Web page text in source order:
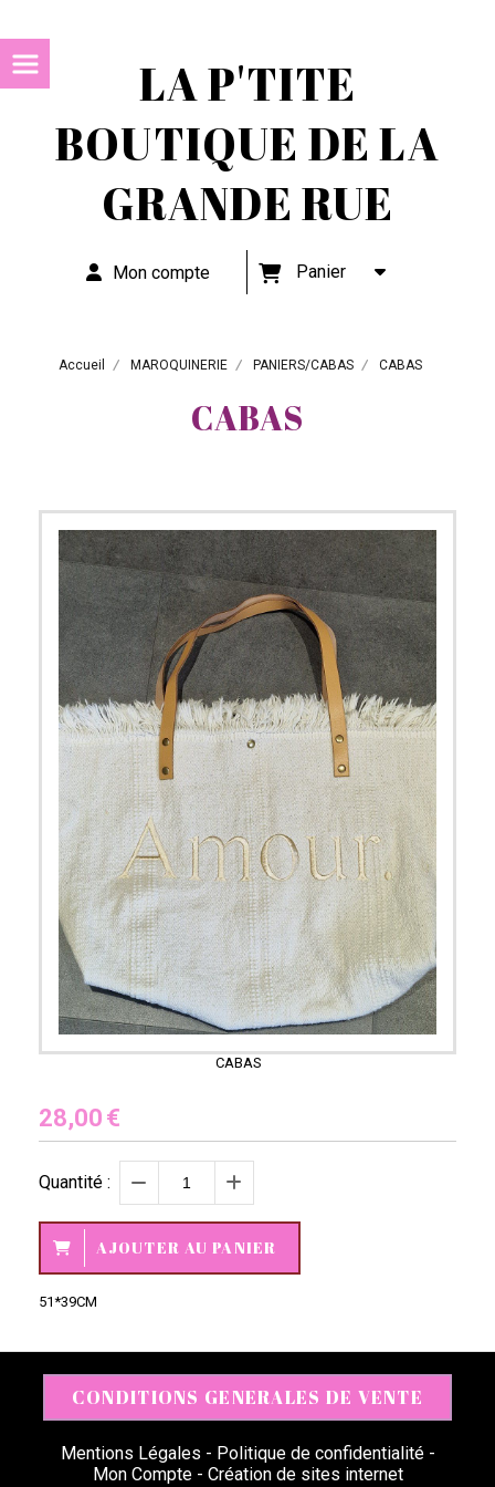
LA P'TITE
BOUTIQUE DE LA
GRANDE RUE
Mon compte Panier
Accueil MAROQUINERIE PANIERS/CABAS CABAS
CABAS
CABAS
28,00 €
Quantité :
AJOUTER AU PANIER
51*39CM
CONDITIONS GENERALES DE VENTE
Mentions Légales
Politique de confidentialité
Mon Compte
Création de sites internet